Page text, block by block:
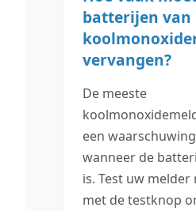
batterijen van
vervangen?
De meeste
een
wanneer de
is. Test uw melder
met de testknop